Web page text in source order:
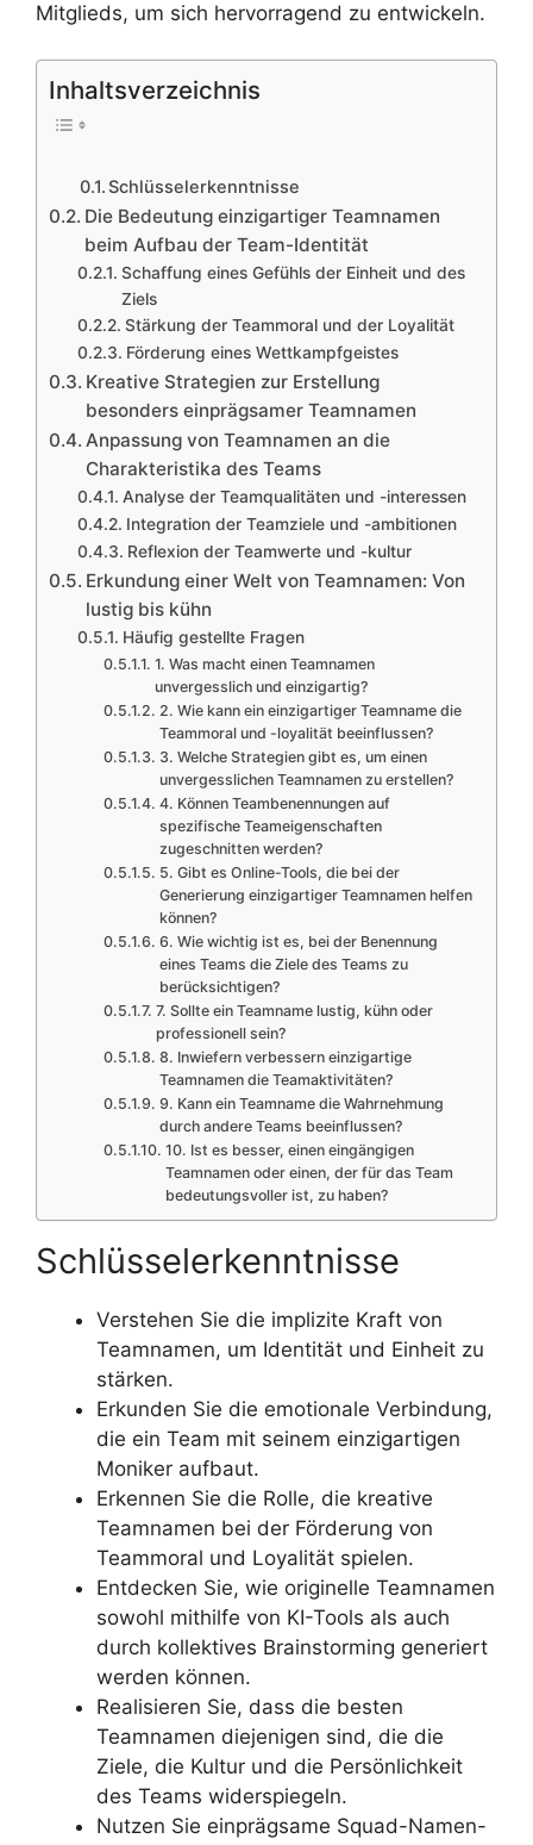
Mitglieds, um sich hervorragend zu entwickeln.
Inhaltsverzeichnis
Schlüsselerkenntnisse
Die Bedeutung einzigartiger Teamnamen
beim Aufbau der Team-Identität
Schaffung eines Gefühls der Einheit und des
Ziels
Stärkung der Teammoral und der Loyalität
Förderung eines Wettkampfgeistes
Kreative Strategien zur Erstellung
besonders einprägsamer Teamnamen
Anpassung von Teamnamen an die
Charakteristika des Teams
Analyse der Teamqualitäten und -interessen
Integration der Teamziele und -ambitionen
Reflexion der Teamwerte und -kultur
Erkundung einer Welt von Teamnamen: Von
lustig bis kühn
Häufig gestellte Fragen
1. Was macht einen Teamnamen
unvergesslich und einzigartig?
2. Wie kann ein einzigartiger Teamname die
Teammoral und -loyalität beeinflussen?
3. Welche Strategien gibt es, um einen
unvergesslichen Teamnamen zu erstellen?
4. Können Teambenennungen auf
spezifische Teameigenschaften
zugeschnitten werden?
5. Gibt es Online-Tools, die bei der
Generierung einzigartiger Teamnamen helfen
können?
6. Wie wichtig ist es, bei der Benennung
eines Teams die Ziele des Teams zu
berücksichtigen?
7. Sollte ein Teamname lustig, kühn oder
professionell sein?
8. Inwiefern verbessern einzigartige
Teamnamen die Teamaktivitäten?
9. Kann ein Teamname die Wahrnehmung
durch andere Teams beeinflussen?
10. Ist es besser, einen eingängigen
Teamnamen oder einen, der für das Team
bedeutungsvoller ist, zu haben?
Schlüsselerkenntnisse
Verstehen Sie die implizite Kraft von
Teamnamen, um Identität und Einheit zu
stärken.
Erkunden Sie die emotionale Verbindung,
die ein Team mit seinem einzigartigen
Moniker aufbaut.
Erkennen Sie die Rolle, die kreative
Teamnamen bei der Förderung von
Teammoral und Loyalität spielen.
Entdecken Sie, wie originelle Teamnamen
sowohl mithilfe von KI-Tools als auch
durch kollektives Brainstorming generiert
werden können.
Realisieren Sie, dass die besten
Teamnamen diejenigen sind, die die
Ziele, die Kultur und die Persönlichkeit
des Teams widerspiegeln.
Nutzen Sie einprägsame Squad-Namen-